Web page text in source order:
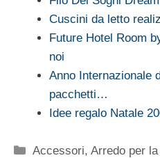
Cuscini da letto
Future Hotel Room
noi
Anno Internazionale
pacchetti…
Idee regalo Natale
Categorie
Accessori,Arredo per